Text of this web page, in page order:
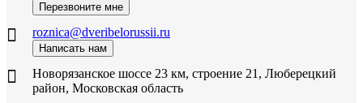
Перезвоните мне
roznica@dveribelorussii.ru
Написать нам
Новорязанское шоссе 23 км, строение 21, Люберецкий
район, Московская область